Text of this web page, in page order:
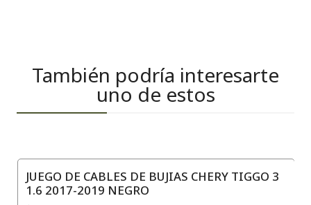
También podría interesarte
uno de estos
JUEGO DE CABLES DE BUJIAS CHERY TIGGO 3
1.6 2017-2019 NEGRO